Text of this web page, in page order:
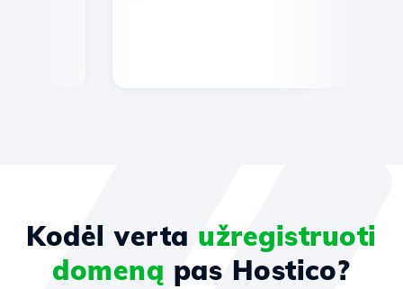
Kodėl verta užregistruoti
domeną pas Hostico?